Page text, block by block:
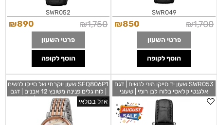
SWR049
₪1,700
₪850
פרטי השעון
הוסף לקופה
SWR052
₪1,750
₪890
פרטי השעון
הוסף לקופה
SWR053 שעון יד סייקו מיני לנשים | דגם
אלגנטי קלאסי בלוח לבן רומי | שעוני
אופנה מיוחדים לנשים | סייקו יפן כולל
שנתיים אחריות | מלאי מוגבל | Seiko
Quartz White Dial Black Leather
Ladies Watch SWR053
SFQ806P1 שעון יוקרתי של סייקו לנשים
| לוח גלים פנינה משובץ 12 אבנים | דגם
רוז גולד | שנתיים אחריות | Seiko
Analog Mother of Pearl Dial
Women's Watch - SFQ806P1
אזל במלאי